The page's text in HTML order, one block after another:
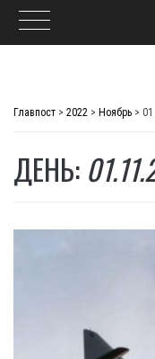
Главпост > 2022 > Ноябрь > 01
ДЕНЬ: